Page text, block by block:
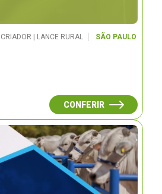
| LANCE RURAL
SÃO PAULO
CONFERIR